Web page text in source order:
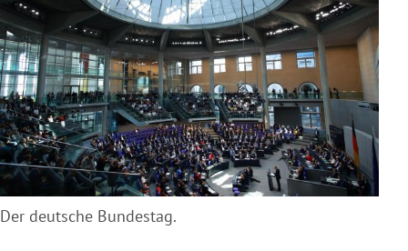
Der deutsche Bundestag.